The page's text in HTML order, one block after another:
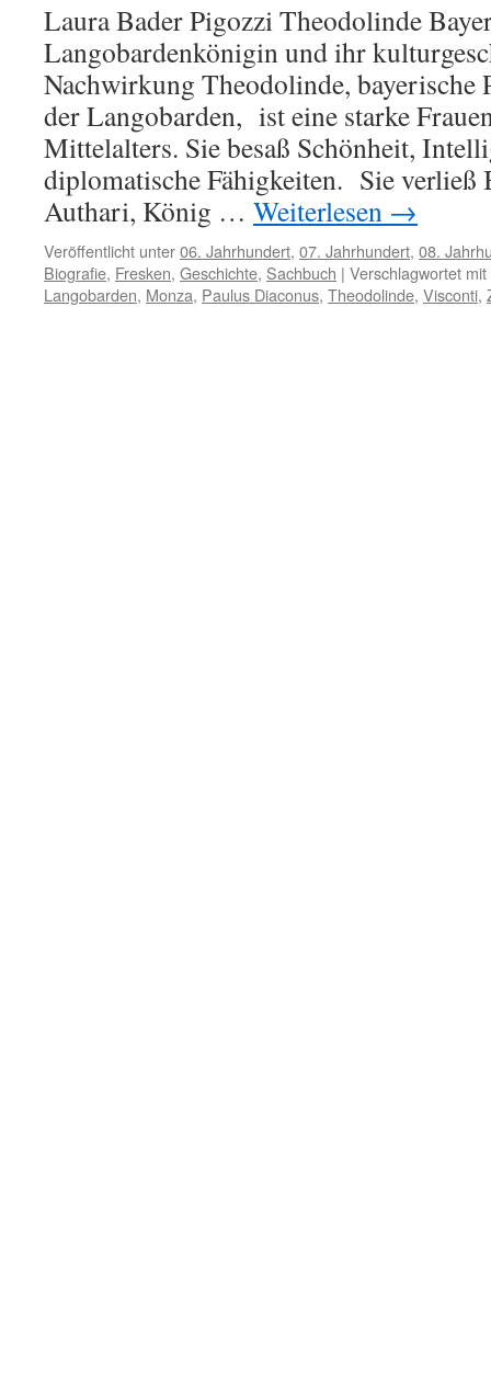
Laura Bader Pigozzi Theodolinde
Langobardenkönigin und ihr
Nachwirkung Theodolinde, bayerische
der Langobarden, ist eine starke
Mittelalters. Sie besaß Schönheit,
diplomatische Fähigkeiten. Sie verließ
Authari, König … Weiterlesen →
Veröffentlicht unter06. Jahrhundert, 07. Jahrhundert, 08.
Biografie, Fresken, Geschichte, Sachbuch | Verschlagwortet mit
Langobarden, Monza, Paulus Diaconus, Theodolinde, Visconti,